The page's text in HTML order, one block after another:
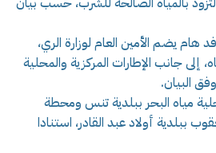
هام يضم الأمين العام لوزارة الري،
إلى جانب الإطارات المركزية والمحلية
البيان.
مياه البحر ببلدية تنس ومحطة
ببلدية أولاد عبد القادر، استنادا